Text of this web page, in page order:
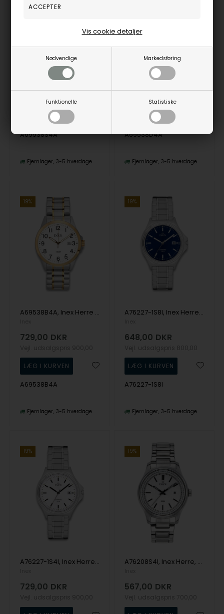
Nødvendige Markedsføring
Funktionelle Statistiske
Vis cookie detaljer
567,00 DKR
Vejl. udsalgspris700,00
A69538S4A
Fjernlager 3-5 hverdage
729,00 DKR
Vejl. udsalgspris
A69538D4A
Fjernlager 3-5 hverdage
19%
A69538B4A, Inex Herre Classic, 39mm Quartz Herre m/lænke
729,00 DKR
A69538B4A
Fjernlager 3-5 hverdage
19%
A76227-1S8I, Inex Herre, 39,5mm Quartz Herre m/lænke
648,00 DKR
A76227-1S8I
Fjernlager 3-5 hverdage
19%
A76227-1S4I, Inex Herre, 39,5mm Quartz Herre m/lænke
729,00 DKR
19%
A76208S4I, Inex Herre, 40mm Quartz Herre m/lænke
567,00 DKR